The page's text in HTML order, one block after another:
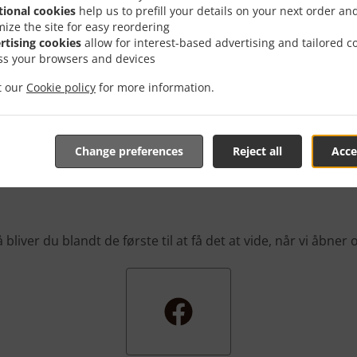
cookies help us to prefill your details on your next order
the site for easy reordering
cookies allow for interest-based advertising and tailored
your browsers and devices
our Cookie policy for more information.
Reject all
Change preferences
giver dig mulighed for at få nogle rigtig gode tilbud
du bare ikke orker madlavning.
Første Til At Få Det
bliver du blandt de første til at få det at vide, når vi åbner